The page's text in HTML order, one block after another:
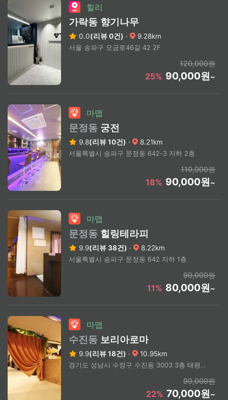
힐리
가락동 향기나무
0.0(리뷰 0건) · 9.28km
서울 송파구 오금로46길 42 2F
120,000원
25% 90,000원~
마맵
문정동 궁전
9.8(리뷰 10건) · 8.21km
서울특별시 송파구 문정동 642-3 지하 2층
110,000원
18% 90,000원~
마맵
문정동 힐링테라피
9.9(리뷰 38건) · 8.22km
서울특별시 송파구 문정동 642 지하 1층
90,000원
11% 80,000원~
마맵
수진동 보리아로마
9.9(리뷰 18건) · 10.95km
경기도 성남시 수정구 수진동 3003 3층 태평역 4번 출구 도보 2분
90,000원
22% 70,000원~